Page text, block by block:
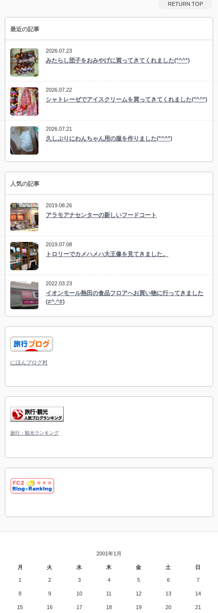
RETURN TOP
最近の記事
2026.07.23
みたらし団子をおみやげに買ってきてくれました(*^^*)
2026.07.22
シャトレーゼでアイスクリームを買ってきてくれました(*^^*)
2026.07.21
久しぶりにわんちゃん用の服を作りました(*^^*)
人気の記事
2019.08.26
アラモアナセンターの新しいフードコート
2019.07.08
トロリーでカメハメハ大王像を見てきました。
2022.03.23
イオンモール熱田の食品フロアへお買い物に行ってきました
(#^.^#)
にほんブログ村
旅行・観光ランキング
2001年1月
月 火 水 木 金 土 日
1 2 3 4 5 6 7
8 9 10 11 12 13 14
15 16 17 18 19 20 21